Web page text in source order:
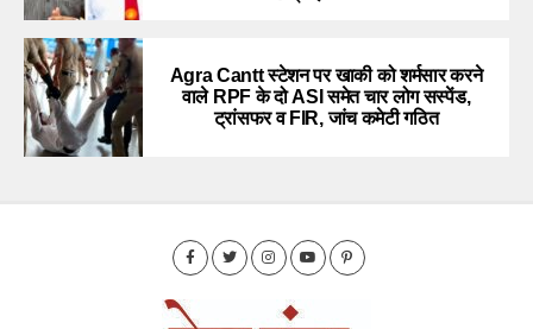
Agra Cantt स्टेशन पर खाकी को शर्मसार करने
वाले RPF के दो ASI समेत चार लोग सस्पेंड,
ट्रांसफर व FIR, जांच कमेटी गठित